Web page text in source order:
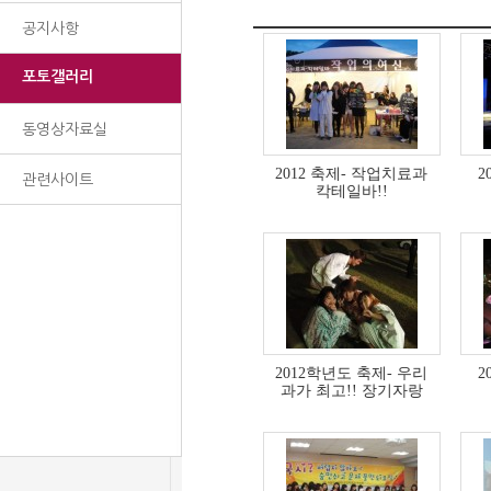
공지사항
포토갤러리
동영상자료실
관련사이트
2012 축제- 작업치료과
칵테일바!!
2012학년도 축제- 우리
과가 최고!! 장기자랑